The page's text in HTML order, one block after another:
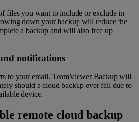
files you want to include or exclude in
down your backup will reduce the
a backup and will also free up
notifications
to your email. TeamViewer Backup will
should a cloud backup ever fail due to
device.
remote cloud backup